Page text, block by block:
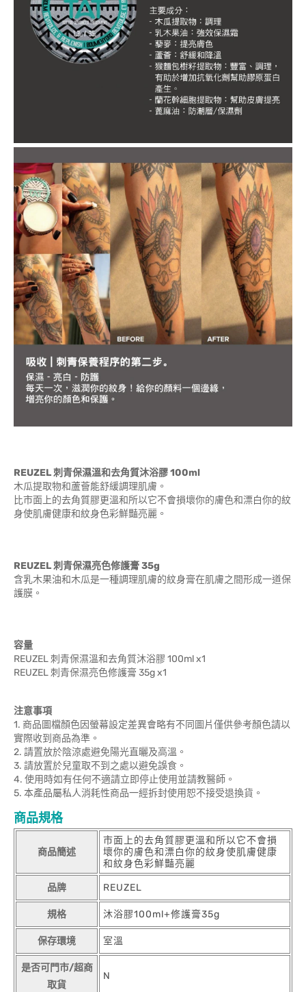
REUZEL 刺青保濕溫和去角質沐浴膠 100ml
木瓜提取物和蘆薈能舒緩調理肌膚。
比市面上的去角質膠更溫和所以它不會損壞你的膚色和漂白你的紋
身使肌膚健康和紋身色彩鮮豔亮麗。
REUZEL 刺青保濕亮色修護膏 35g
含乳木果油和木瓜是一種調理肌膚的紋身膏在肌膚之間形成一道保
護膜。
容量
REUZEL 刺青保濕溫和去角質沐浴膠 100ml x1
REUZEL 刺青保濕亮色修護膏 35g x1
注意事項
1. 商品圖檔顏色因螢幕設定差異會略有不同圖片僅供參考顏色請以
實際收到商品為準。
2. 請置放於陰涼處避免陽光直曬及高溫。
3. 請放置於兒童取不到之處以避免誤食。
4. 使用時如有任何不適請立即停止使用並請教醫師。
5. 本產品屬私人消耗性商品一經拆封使用恕不接受退換貨。
商品規格
商品簡述
市面上的去角質膠更溫和所以它不會損
壞你的膚色和漂白你的紋身使肌膚健康
和紋身色彩鮮豔亮麗
品牌 REUZEL
規格 沐浴膠100ml+修護膏35g
保存環境 室溫
是否可門市/超商
取貨
N